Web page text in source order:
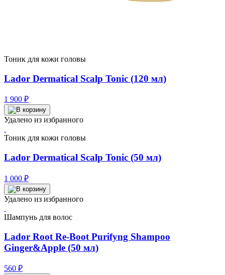
Тоник для кожи головы
Lador Dermatical Scalp Tonic (120 мл)
1 900 ₽
Удалено из избранного
Тоник для кожи головы
Lador Dermatical Scalp Tonic (50 мл)
1 000 ₽
Удалено из избранного
Шампунь для волос
Lador Root Re-Boot Purifyng Shampoo
Ginger&Apple (50 мл)
560 ₽